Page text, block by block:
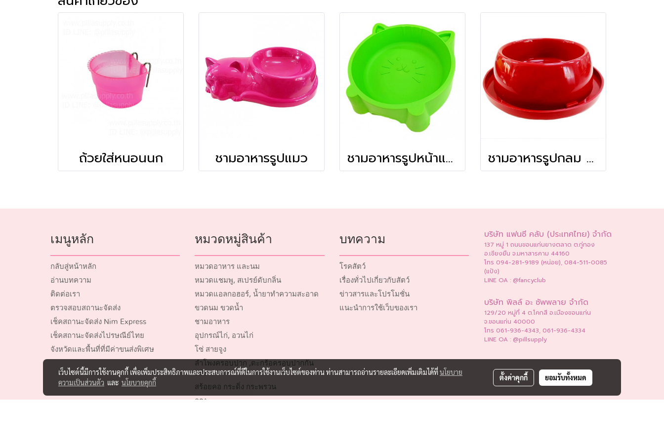
ถ้วยใส่หนอนนก ชามอาหารรูปแมว ชามอาหารรูปหน้าแมว 5 นิ้ว ชามอาหารรูปกลม 5 นิ้ว (รุ่นกันมด+ยางกันลื่น)
เมนูหลัก
กลับสู่หน้าหลัก
อ่านบทความ
ติดต่อเรา
ตรวจสอบสถานะจัดส่ง
เช็คสถานะจัดส่ง Nim Express
เช็คสถานะจัดส่งไปรษณีย์ไทย
จังหวัดและพื้นที่ที่มีค่าขนส่งพิเศษ
หมวดหมู่สินค้า
หมวดอาหาร และนม
หมวดแชมพู, สเปรย์ดับกลิ่น
หมวดแอลกอฮอร์, น้ำยาทำความสะอาด
ขวดนม ขวดน้ำ
ชามอาหาร
อุปกรณ์ไก่, อวนไก่
โซ่ สายจูง
ลำโพงครอบปาก ,ตะกร้อครอบปากกัน
เห่า
สร้อยคอ กระดิ่ง กระพรวน
กรง
บทความ
โรคสัตว์
เรื่องทั่วไปเกี่ยวกับสัตว์
ข่าวสารและโปรโมชั่น
แนะนำการใช้เว็บของเรา
บริษัท แฟนซี คลับ (ประเทศไทย) จำกัด
137 หมู่ 1 ถนนขอนแก่นยางตลาด ต.กู่ทอง
อ.เชียงยืน จ.มหาสารคาม 44160
โทร 094-281-9189 (หน่อย), 084-511-0085
(แป้ง)
LINE OA : @fancyclub
บริษัท พิลล์ อะ ซัพพลาย จำกัด
129/20 หมู่ที่ 4 ต.โคกสี อ.เมืองขอนแก่น
จ.ขอนแก่น 40000
โทร 061-936-4343, 061-936-4334
LINE OA : @pillsupply
เว็บไซต์นี้มีการใช้งานคุกกี้ เพื่อเพิ่มประสิทธิภาพและประสบการณ์ที่ดีในการใช้งานเว็บไซต์ของท่าน ท่านสามารถอ่านรายละเอียดเพิ่มเติมได้ที่นโยบาย
ความเป็นส่วนตัว และ นโยบายคุกกี้
ตั้งค่าคุกกี้ ยอมรับทั้งหมด